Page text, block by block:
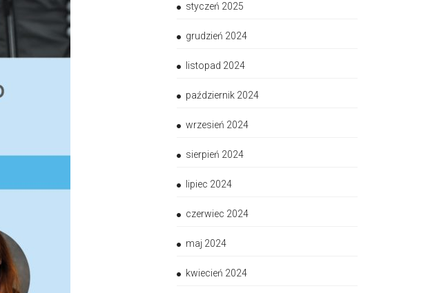
styczeń 2025
grudzień 2024
listopad 2024
październik 2024
wrzesień 2024
sierpień 2024
lipiec 2024
czerwiec 2024
maj 2024
kwiecień 2024